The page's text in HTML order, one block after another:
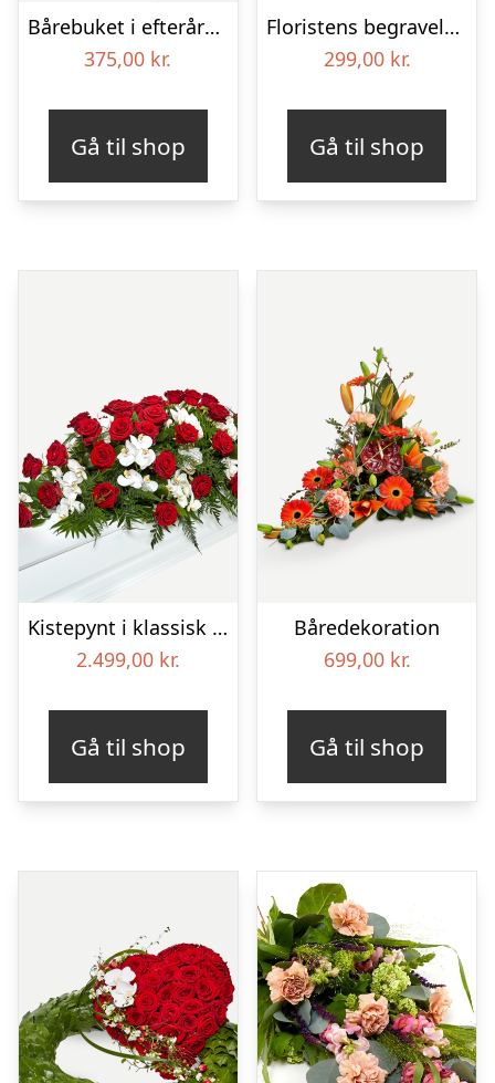
Bårebuket i efterårsstil – Blomster til begravelse
375,00 kr.
Gå til shop
Floristens begravelses­buket – Lyserøde liljer
299,00 kr.
Gå til shop
Kistepynt i klassisk stil – rød og hvid
2.499,00 kr.
Gå til shop
Båredekoration
699,00 kr.
Gå til shop